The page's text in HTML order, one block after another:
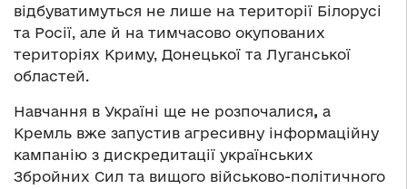
відбуватимуться не лише на території Білорусі
та Росії, але й на тимчасово окупованих
територіях Криму, Донецької та Луганської
областей.
Навчання в Україні ще не розпочалися, а
Кремль вже запустив агресивну інформаційну
кампанію з дискредитації українських
Збройних Сил та вищого військово-політичного